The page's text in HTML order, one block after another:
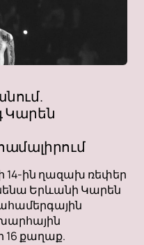
Կարեն
14-ին ղազախ ռեփեր
Երևանի Կարեն
16 քաղաք.